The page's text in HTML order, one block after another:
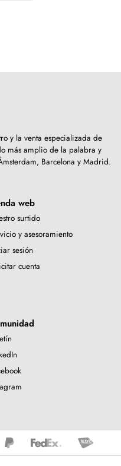
y la venta especializada de
más amplio de la palabra y
Barcelona y Madrid.
web
surtido
y asesoramiento
sesión
cuenta